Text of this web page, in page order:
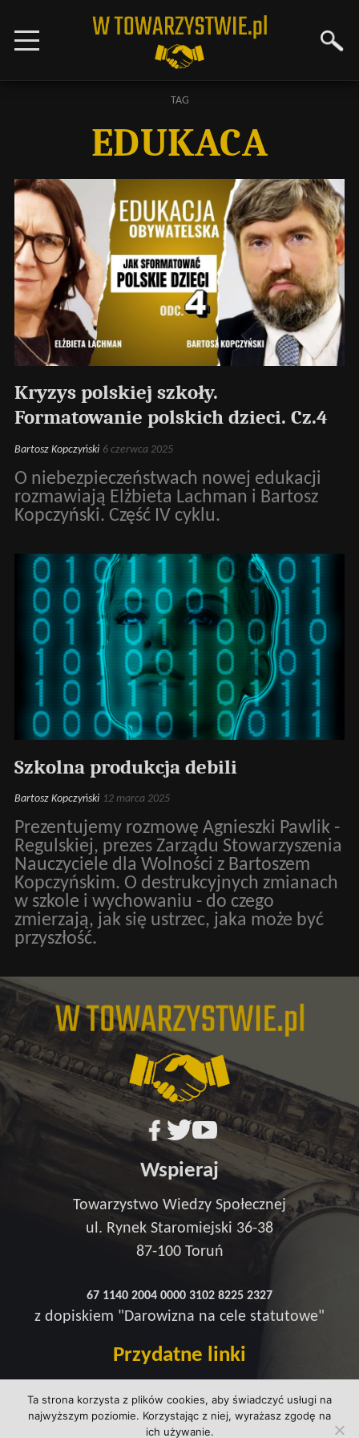
TAG
EDUKACA
Kryzys polskiej szkoły.
Formatowanie polskich dzieci. Cz.4
Bartosz Kopczyński 6 czerwca 2025
O niebezpieczeństwach nowej edukacji
rozmawiają Elżbieta Lachman i Bartosz
Kopczyński. Część IV cyklu.
Szkolna produkcja debili
Bartosz Kopczyński 12 marca 2025
Prezentujemy rozmowę Agnieszki Pawlik -
Regulskiej, prezes Zarządu Stowarzyszenia
Nauczyciele dla Wolności z Bartoszem
Kopczyńskim. O destrukcyjnych zmianach
w szkole i wychowaniu - do czego
zmierzają, jak się ustrzec, jaka może być
przyszłość.
Ta strona korzysta z plików cookies, aby świadczyć usługi na
najwyższym poziomie. Korzystając z niej, wyrażasz zgodę na
ich używanie.
Wspieraj
Towarzystwo Wiedzy Społecznej
ul. Rynek Staromiejski 36-38
87-100 Toruń
67 1140 2004 0000 3102 8225 2327
z dopiskiem "Darowizna na cele statutowe"
Przydatne linki
Strefa wsparcia
Polityka prywatności